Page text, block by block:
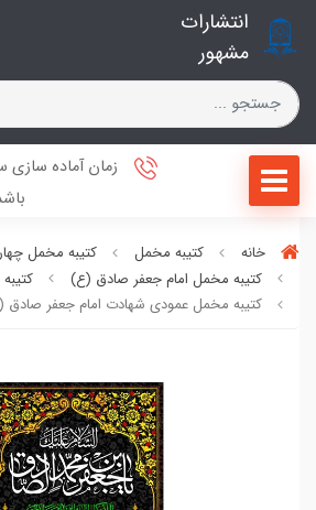
انتشارات
مشهور
خانه کتیبه مخمل
کتیبه مخمل
کتیبه مخمل امام جعفر صادق (ع)
کتیبه مخمل عمودی شهادت امام جعفر صادق